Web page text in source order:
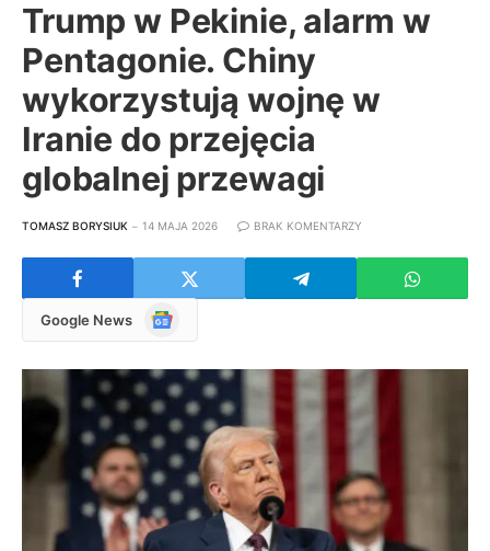
Trump w Pekinie, alarm w
Pentagonie. Chiny
wykorzystują wojnę w
Iranie do przejęcia
globalnej przewagi
TOMASZ BORYSIUK 14 MAJA 2026 BRAK KOMENTARZY
Google News
Google